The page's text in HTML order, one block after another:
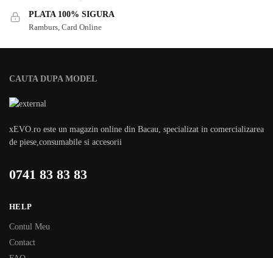
PLATA 100% SIGURA
Ramburs, Card Online
CAUTA DUPA MODEL
xEVO.ro este un magazin online din Bacau, specializat in comercializarea
de piese,consumabile si accesorii
0741 83 83 83
HELP
Contul Meu
Contact